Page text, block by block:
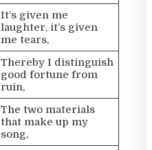
It’s given me
laughter, it’s given
me tears,
Thereby I distinguish
good fortune from
ruin,
`The two materials
that make up my
song,